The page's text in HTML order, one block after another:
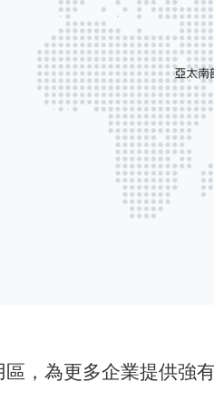
，為更多企業提供強